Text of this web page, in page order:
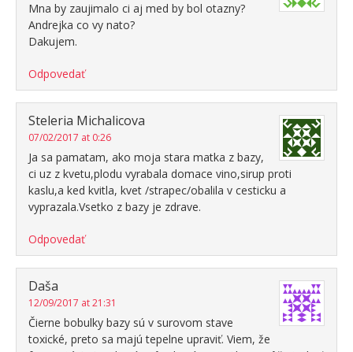
Mna by zaujimalo ci aj med by bol otazny?
Andrejka co vy nato?
Dakujem.
Odpovedať
Steleria Michalicova
07/02/2017 at 0:26
Ja sa pamatam, ako moja stara matka z bazy,
ci uz z kvetu,plodu vyrabala domace vino,sirup proti
kaslu,a ked kvitla, kvet /strapec/obalila v cesticku a
vyprazala.Vsetko z bazy je zdrave.
Odpovedať
Daša
12/09/2017 at 21:31
Čierne bobulky bazy sú v surovom stave
toxické, preto sa majú tepelne upraviť. Viem, že